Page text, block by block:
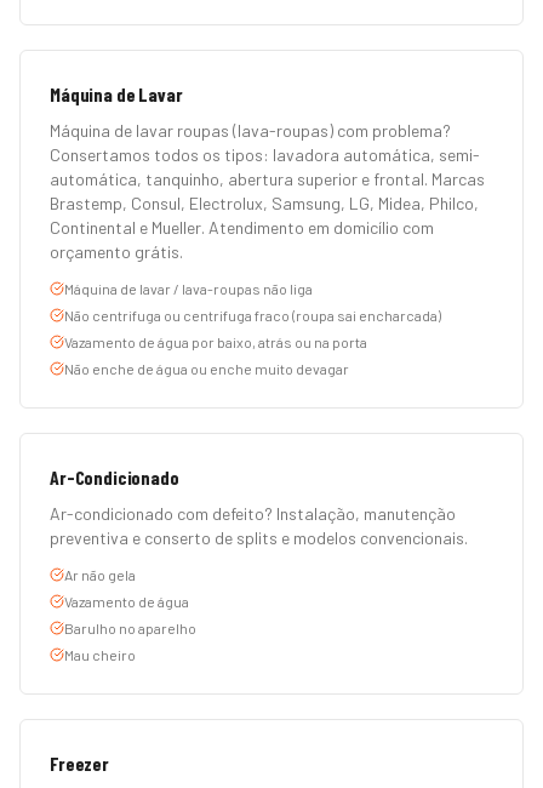
Máquina de Lavar
Máquina de lavar roupas (lava-roupas) com problema?
Consertamos todos os tipos: lavadora automática, semi-
automática, tanquinho, abertura superior e frontal. Marcas
Brastemp, Consul, Electrolux, Samsung, LG, Midea, Philco,
Continental e Mueller. Atendimento em domicílio com
orçamento grátis.
Máquina de lavar / lava-roupas não liga
Não centrifuga ou centrifuga fraco (roupa sai encharcada)
Vazamento de água por baixo, atrás ou na porta
Não enche de água ou enche muito devagar
Ar-Condicionado
Ar-condicionado com defeito? Instalação, manutenção
preventiva e conserto de splits e modelos convencionais.
Ar não gela
Vazamento de água
Barulho no aparelho
Mau cheiro
Freezer